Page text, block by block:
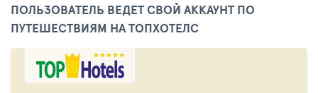
ПОЛЬЗОВАТЕЛЬ ВЕДЕТ СВОЙ АККАУНТ ПО
ПУТЕШЕСТВИЯМ НА ТОПХОТЕЛС